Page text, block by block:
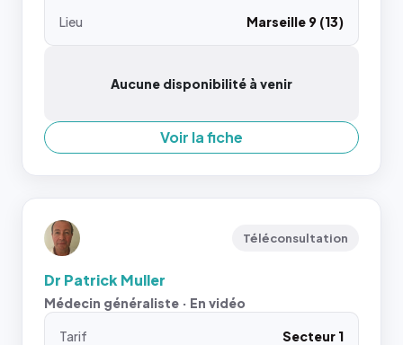
Lieu
Marseille 9 (13)
Aucune disponibilité à venir
Voir la fiche
Téléconsultation
Dr Patrick Muller
Médecin généraliste · En vidéo
Tarif
Secteur 1